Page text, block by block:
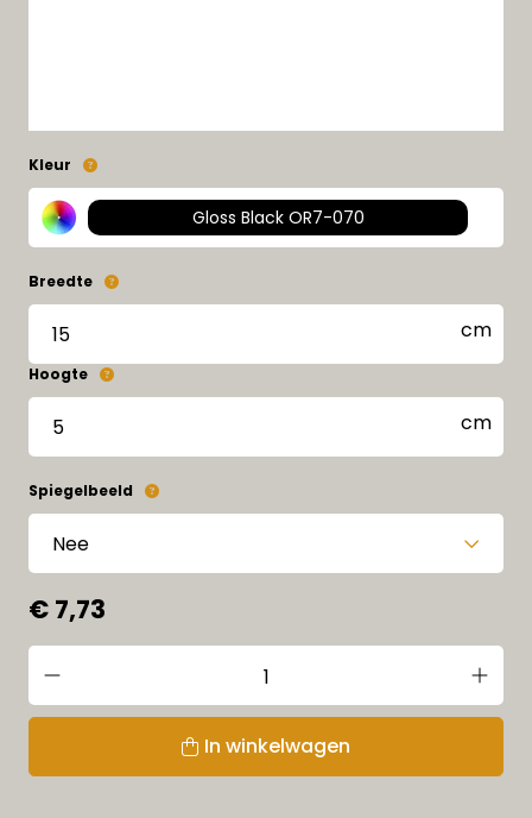
Kleur
Gloss Black OR7-070
Breedte
Hoogte
Spiegelbeeld
€ 7,73
In winkelwagen